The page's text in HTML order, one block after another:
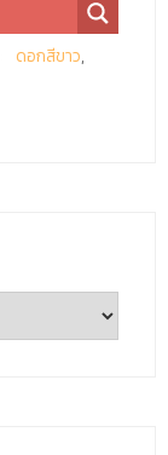
ดอกสีขาว